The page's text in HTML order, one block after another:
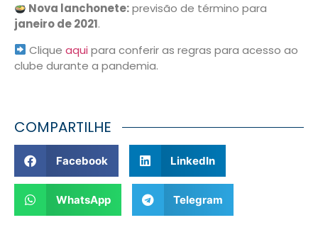
Nova lanchonete:previsão de término para
janeiro de 2021.
Cliqueaqui para conferir as regras para acesso ao
clube durante a pandemia.
COMPARTILHE
Facebook LinkedIn
WhatsApp Telegram